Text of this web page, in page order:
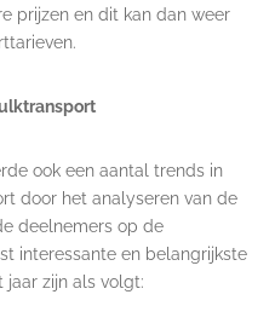
prijzen en dit kan dan weer
ook een aantal trends in
door het analyseren van de
deelnemers op de
interessante en belangrijkste
jaar zijn als volgt: